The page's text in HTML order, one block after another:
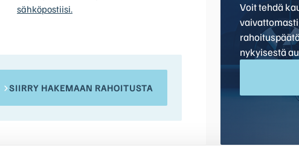
sähköpostiisi.
SIIRRY HAKEMAAN RAHOITUSTA
Voit tehdä
nykyisestä